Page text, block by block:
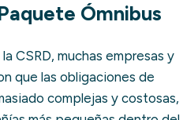
Ómnibus
CSRD, muchas empresas y
que las obligaciones de
complejas y costosas,